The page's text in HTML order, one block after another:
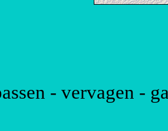
- vervagen -